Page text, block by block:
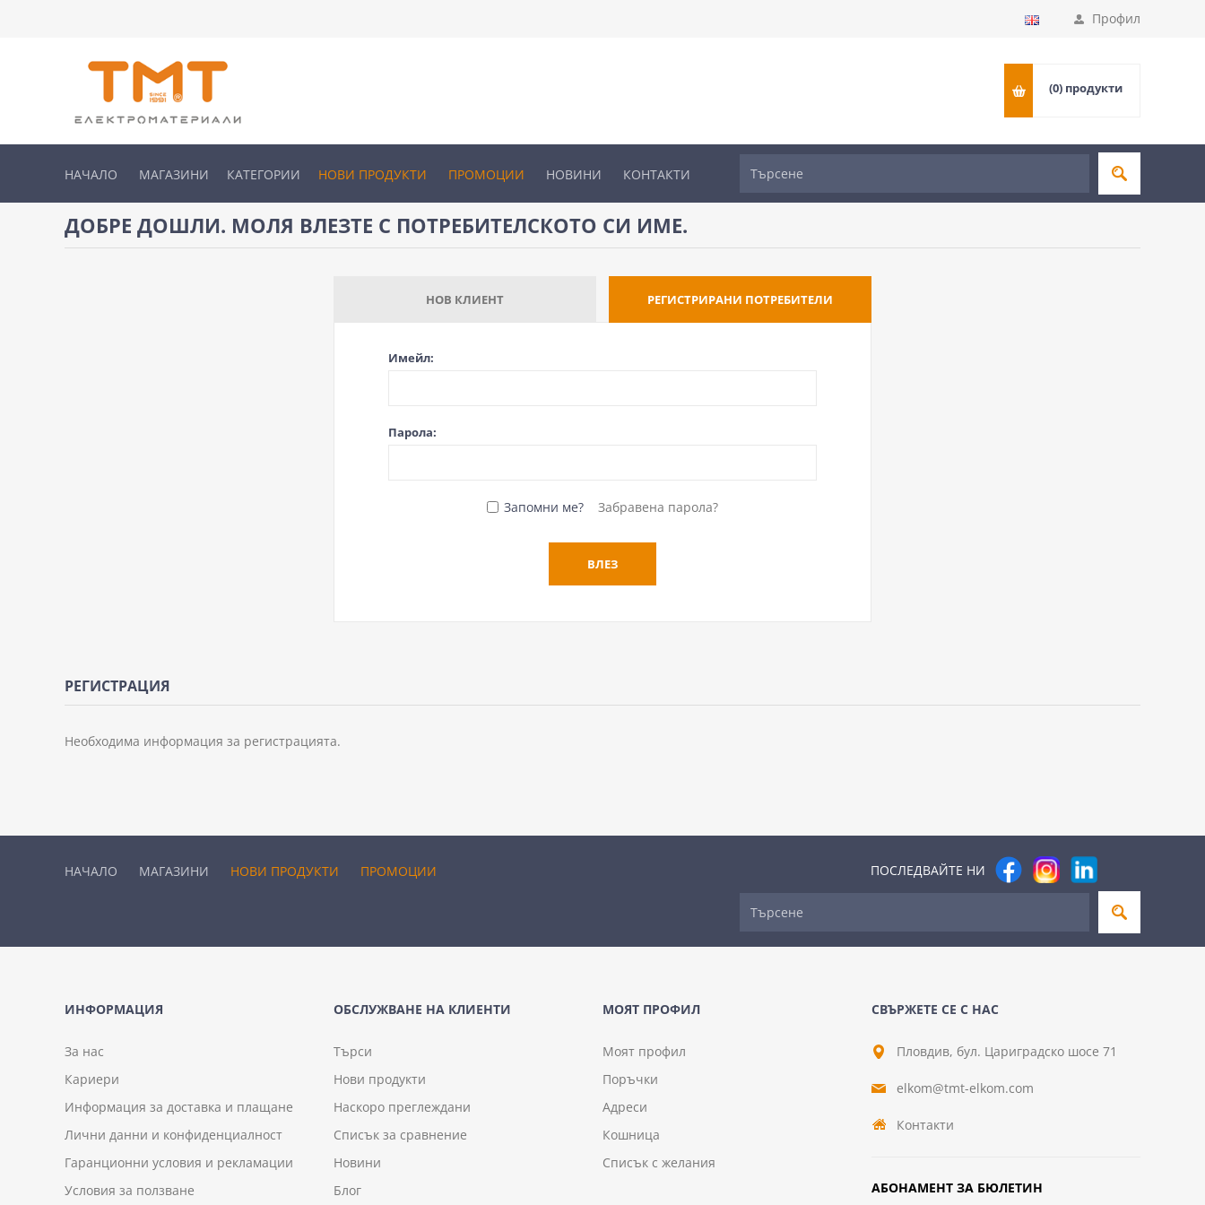
Профил
(0) продукти
НАЧАЛО МАГАЗИНИ КАТЕГОРИИ НОВИ ПРОДУКТИ ПРОМОЦИИ НОВИНИ КОНТАКТИ
ДОБРЕ ДОШЛИ. МОЛЯ ВЛЕЗТЕ С ПОТРЕБИТЕЛСКОТО СИ ИМЕ.
НОВ КЛИЕНТ РЕГИСТРИРАНИ ПОТРЕБИТЕЛИ
Имейл:
Парола:
Запомни ме? Забравена парола?
РЕГИСТРАЦИЯ
Необходима информация за регистрацията.
ПОСЛЕДВАЙТЕ НИ
НАЧАЛО МАГАЗИНИ НОВИ ПРОДУКТИ ПРОМОЦИИ
ИНФОРМАЦИЯ
За нас
Кариери
Информация за доставка и плащане
Лични данни и конфиденциалност
Гаранционни условия и рекламации
Условия за ползване
ОБСЛУЖВАНЕ НА КЛИЕНТИ
Търси
Нови продукти
Наскоро преглеждани
Списък за сравнение
Новини
Блог
МОЯТ ПРОФИЛ
Моят профил
Поръчки
Адреси
Кошница
Списък с желания
СВЪРЖЕТЕ СЕ С НАС
Пловдив, бул. Цариградско шосе 71
elkom@tmt-elkom.com
Контакти
АБОНАМЕНТ ЗА БЮЛЕТИН